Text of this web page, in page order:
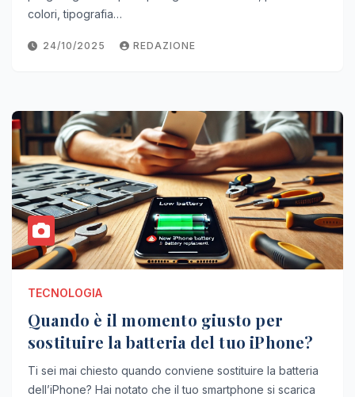
colori, tipografia…
24/10/2025 REDAZIONE
TECNOLOGIA
Quando è il momento giusto per
sostituire la batteria del tuo iPhone?
Ti sei mai chiesto quando conviene sostituire la batteria
dell’iPhone? Hai notato che il tuo smartphone si scarica